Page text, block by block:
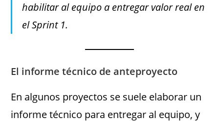
habilitar al equipo a entregar valor real en
el Sprint 1.
El informe técnico de anteproyecto
En algunos proyectos se suele elaborar un
informe técnico para entregar al equipo, y